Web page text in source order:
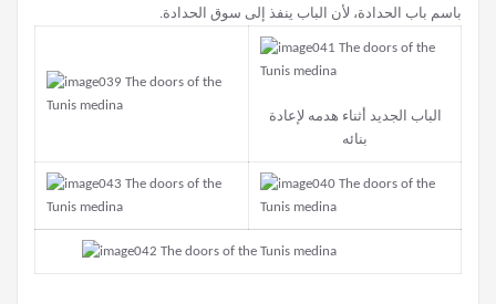
باسم باب الحدادة، لأن الباب ينفذ إلى سوق الحدادة.
الباب الجديد أثناء هدمه لإعادة
بنائه